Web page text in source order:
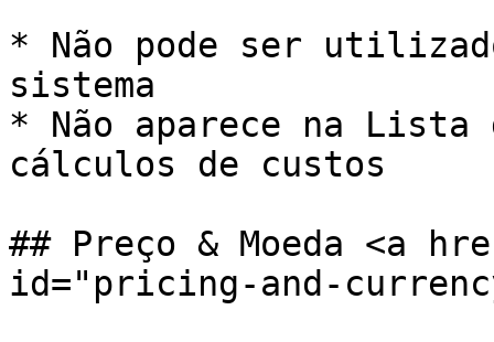
* Não pode ser
sistema
* Não aparece na Lista
cálculos de custos
## Preço & Moeda <a
id="pricing-and-